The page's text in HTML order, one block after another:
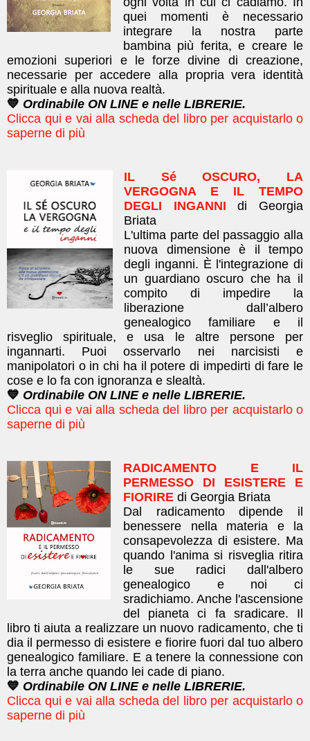
quei momenti è necessario
integrare la nostra parte
bambina più ferita, e creare le
emozioni superiori e le forze divine di creazione,
necessarie per accedere alla propria vera identità
spirituale e alla nuova realtà.
💙 Ordinabile ON LINE e nelle LIBRERIE.
Clicca qui e vai alla scheda del libro per acquistarlo o
saperne di più
IL Sé OSCURO, LA
VERGOGNA E IL TEMPO
DEGLI INGANNI di Georgia
Briata
L'ultima parte del passaggio alla
nuova dimensione è il tempo
degli inganni. È l'integrazione di
un guardiano oscuro che ha il
compito di impedire la
liberazione dall’albero
genealogico familiare e il
risveglio spirituale, e usa le altre persone per
ingannarti. Puoi osservarlo nei narcisisti e
manipolatori o in chi ha il potere di impedirti di fare le
cose e lo fa con ignoranza e slealtà.
💙 Ordinabile ON LINE e nelle LIBRERIE.
Clicca qui e vai alla scheda del libro per acquistarlo o
saperne di più
RADICAMENTO E IL
PERMESSO DI ESISTERE E
FIORIRE di Georgia Briata
Dal radicamento dipende il
benessere nella materia e la
consapevolezza di esistere. Ma
quando l'anima si risveglia ritira
le sue radici dall'albero
genealogico e noi ci
sradichiamo. Anche l'ascensione
del pianeta ci fa sradicare. Il
libro ti aiuta a realizzare un nuovo radicamento, che ti
dia il permesso di esistere e fiorire fuori dal tuo albero
genealogico familiare. E a tenere la connessione con
la terra anche quando lei cade di piano.
💙 Ordinabile ON LINE e nelle LIBRERIE.
Clicca qui e vai alla scheda del libro per acquistarlo o
saperne di più